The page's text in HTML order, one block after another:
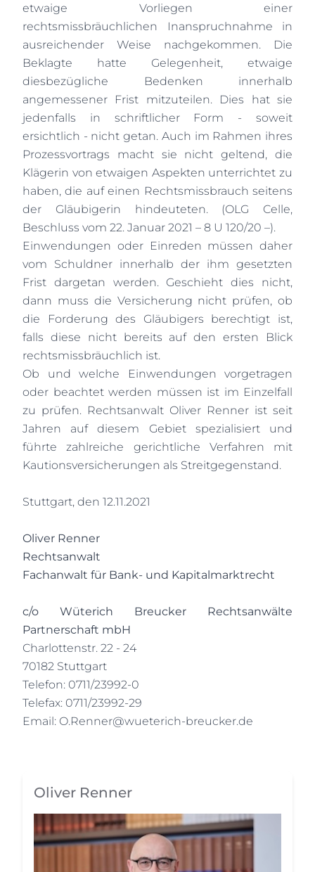
etwaige Vorliegen einer
rechtsmissbräuchlichen Inanspruchnahme in
ausreichender Weise nachgekommen. Die
Beklagte hatte Gelegenheit, etwaige
diesbezügliche Bedenken innerhalb
angemessener Frist mitzuteilen. Dies hat sie
jedenfalls in schriftlicher Form - soweit
ersichtlich - nicht getan. Auch im Rahmen ihres
Prozessvortrags macht sie nicht geltend, die
Klägerin von etwaigen Aspekten unterrichtet zu
haben, die auf einen Rechtsmissbrauch seitens
der Gläubigerin hindeuteten. (OLG Celle,
Beschluss vom 22. Januar 2021 – 8 U 120/20 –).
Einwendungen oder Einreden müssen daher
vom Schuldner innerhalb der ihm gesetzten
Frist dargetan werden. Geschieht dies nicht,
dann muss die Versicherung nicht prüfen, ob
die Forderung des Gläubigers berechtigt ist,
falls diese nicht bereits auf den ersten Blick
rechtsmissbräuchlich ist.
Ob und welche Einwendungen vorgetragen
oder beachtet werden müssen ist im Einzelfall
zu prüfen. Rechtsanwalt Oliver Renner ist seit
Jahren auf diesem Gebiet spezialisiert und
führte zahlreiche gerichtliche Verfahren mit
Kautionsversicherungen als Streitgegenstand.
Stuttgart, den 12.11.2021
Oliver Renner
Rechtsanwalt
Fachanwalt für Bank- und Kapitalmarktrecht
c/o Wüterich Breucker Rechtsanwälte
Partnerschaft mbH
Charlottenstr. 22 - 24
70182 Stuttgart
Telefon: 0711/23992-0
Telefax: 0711/23992-29
Email: O.Renner@wueterich-breucker.de
Oliver Renner